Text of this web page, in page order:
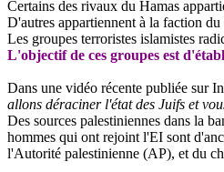
Certains des rivaux du Hamas
D'autres appartiennent à la faction
Les groupes terroristes islamistes
L'objectif de ces groupes est
Dans une vidéo récente publiée sur
allons déraciner l'état des Juifs et
Des sources palestiniennes dans la
hommes qui ont rejoint l'EI sont
l'Autorité palestinienne (AP), et du